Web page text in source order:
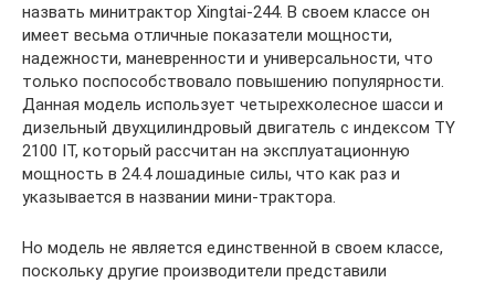
назвать минитрактор Xingtai-244. В своем классе он
имеет весьма отличные показатели мощности,
надежности, маневренности и универсальности, что
только поспособствовало повышению популярности.
Данная модель использует четырехколесное шасси и
дизельный двухцилиндровый двигатель с индексом TY
2100 IT, который рассчитан на эксплуатационную
мощность в 24.4 лошадиные силы, что как раз и
указывается в названии мини-трактора.
Но модель не является единственной в своем классе,
поскольку другие производители представили